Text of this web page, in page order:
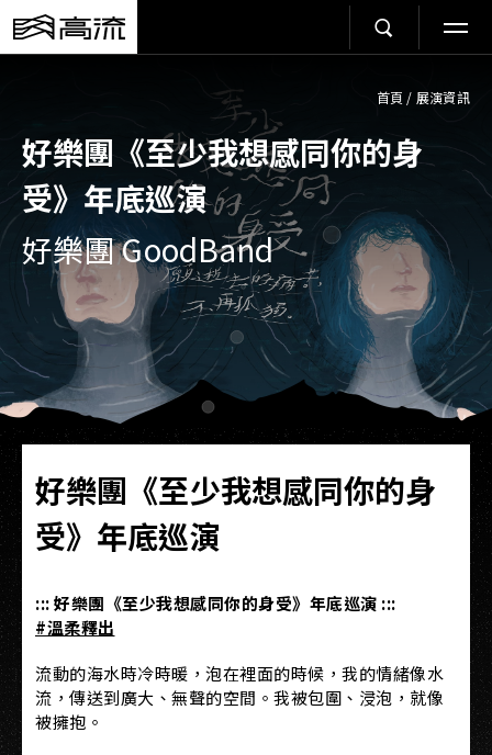
首頁 / 展演資訊
好樂團《至少我想感同你的身
受》年底巡演
好樂團 GoodBand
好樂團《至少我想感同你的身
受》年底巡演
::: 好樂團《至少我想感同你的身受》年底巡演 :::
#溫柔釋出
流動的海水時冷時暖，泡在裡面的時候，我的情緒像水
流，傳送到廣大、無聲的空間。我被包圍、浸泡，就像
被擁抱。